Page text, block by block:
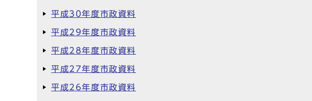
平成30年度市政資料
平成29年度市政資料
平成28年度市政資料
平成27年度市政資料
平成26年度市政資料